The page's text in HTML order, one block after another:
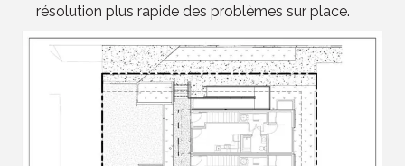
résolution plus rapide des problèmes sur place.